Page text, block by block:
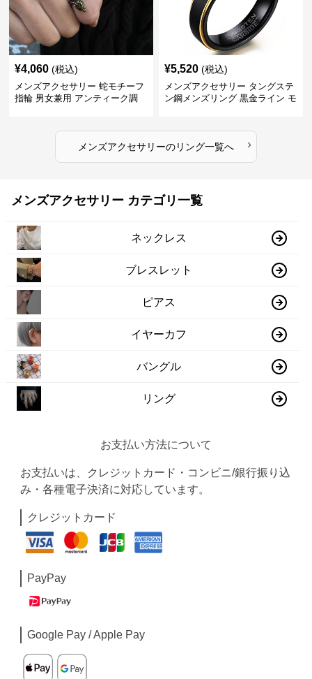
¥4,060 (税込)
メンズアクセサリー 蛇モチーフ
指輪 男女兼用 アンティーク調
¥5,520 (税込)
メンズアクセサリー タングステ
ン鋼メンズリング 黒金ライン モ
メンズアクセサリーのリング一覧へ ›
メンズアクセサリー カテゴリ一覧
ネックレス
ブレスレット
ピアス
イヤーカフ
バングル
リング
お支払い方法について
お支払いは、クレジットカード・コンビニ/銀行振り込
み・各種電子決済に対応しています。
クレジットカード
PayPay
Google Pay / Apple Pay